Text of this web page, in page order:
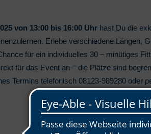
von 13:00 bis 16:00 Uhrhast Du die
Erlebe verschiedene Längen,
für ein individuelles 30 – minütiges
für das Event an – die Plätze sind
Termins telefonisch 08123-989280 oder